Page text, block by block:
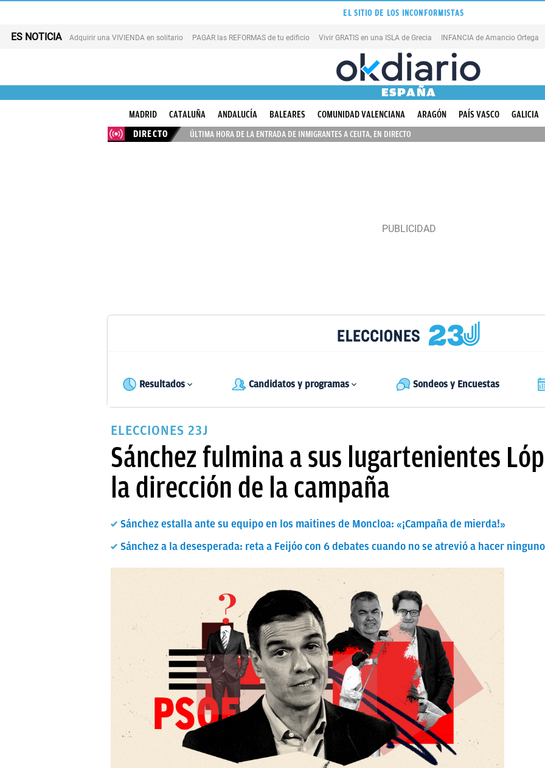
EL SITIO DE LOS INCONFORMISTAS
ES NOTICIA Adquirir una VIVIENDA en solitario PAGAR las REFORMAS de tu edificio Vivir GRATIS en una ISLA de Grecia INFANCIA de Amancio Ortega
ESPAÑA
MADRID CATALUÑA ANDALUCÍA BALEARES COMUNIDAD VALENCIANA ARAGÓN PAÍS VASCO GALICIA
DIRECTO
ÚLTIMA HORA DE LA ENTRADA DE INMIGRANTES A CEUTA, EN DIRECTO
Resultados Candidatos y programas Sondeos y Encuestas
ELECCIONES 23J
Sánchez fulmina a sus lugartenientes
la dirección de la campaña
Sánchez estalla ante su equipo en los maitines de Moncloa: «¡Campaña de mierda!»
Sánchez a la desesperada: reta a Feijóo con 6 debates cuando no se atrevió a hacer